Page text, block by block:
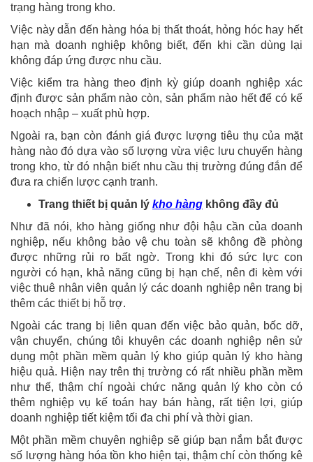
trạng hàng trong kho.
Việc này dẫn đến hàng hóa bị thất thoát, hỏng hóc hay hết
hạn mà doanh nghiệp không biết, đến khi cần dùng lại
không đáp ứng được nhu cầu.
Việc kiểm tra hàng theo định kỳ giúp doanh nghiệp xác
định được sản phẩm nào còn, sản phẩm nào hết để có kế
hoạch nhập – xuất phù hợp.
Ngoài ra, bạn còn đánh giá được lượng tiêu thụ của mặt
hàng nào đó dựa vào số lượng vừa việc lưu chuyển hàng
trong kho, từ đó nhận biết nhu cầu thị trường đúng đắn để
đưa ra chiến lược cạnh tranh.
Trang thiết bị quản lý kho hàng không đầy đủ
Như đã nói, kho hàng giống như đội hậu cần của doanh
nghiệp, nếu không bảo vệ chu toàn sẽ không đề phòng
được những rủi ro bất ngờ. Trong khi đó sức lực con
người có hạn, khả năng cũng bị hạn chế, nên đi kèm với
việc thuê nhân viên quản lý các doanh nghiệp nên trang bị
thêm các thiết bị hỗ trợ.
Ngoài các trang bị liên quan đến việc bảo quản, bốc dỡ,
vận chuyển, chúng tôi khuyên các doanh nghiệp nên sử
dụng một phần mềm quản lý kho giúp quản lý kho hàng
hiệu quả. Hiện nay trên thị trường có rất nhiều phần mềm
như thế, thậm chí ngoài chức năng quản lý kho còn có
thêm nghiệp vụ kế toán hay bán hàng, rất tiện lợi, giúp
doanh nghiệp tiết kiệm tối đa chi phí và thời gian.
Một phần mềm chuyên nghiệp sẽ giúp bạn nắm bắt được
số lượng hàng hóa tồn kho hiện tại, thậm chí còn thống kê